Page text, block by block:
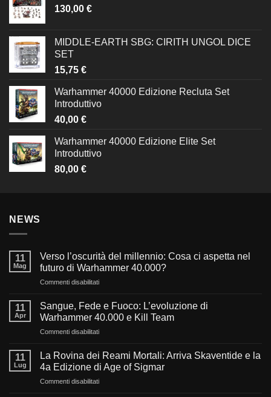
130,00 €
MIDDLE-EARTH SBG: CIRITH UNGOL DICE
SET
15,75 €
Warhammer 40000 Edizione Recluta Set
Introduttivo
40,00 €
Warhammer 40000 Edizione Elite Set
Introduttivo
80,00 €
NEWS
11
Mag
Verso l’oscurità del millennio: Cosa ci aspetta nel
futuro di Warhammer 40.000?
Commenti disabilitatisu
l’oscurità
del
millennio:
Cosa
aspetta
nel
futuro
di
11
Apr
Sangue, Fede e Fuoco: L’evoluzione di
Warhammer 40.000 e Kill Team
Commenti disabilitatisu
Fede
e
Fuoco:
L’evoluzione
11
Lug
La Rovina dei Reami Mortali: Arriva Skaventide e la
4a Edizione di Age of Sigmar
Commenti disabilitatisu